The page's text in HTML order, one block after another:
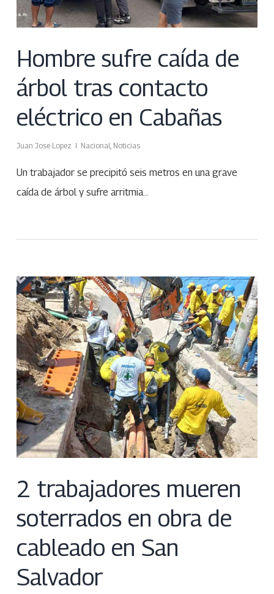
Hombre sufre caída de
árbol tras contacto
eléctrico en Cabañas
Juan Jose Lopez Nacional Noticias
Un trabajador se precipitó seis metros en una grave
caída de árbol y sufre arritmia…
2 trabajadores mueren
soterrados en obra de
cableado en San
Salvador